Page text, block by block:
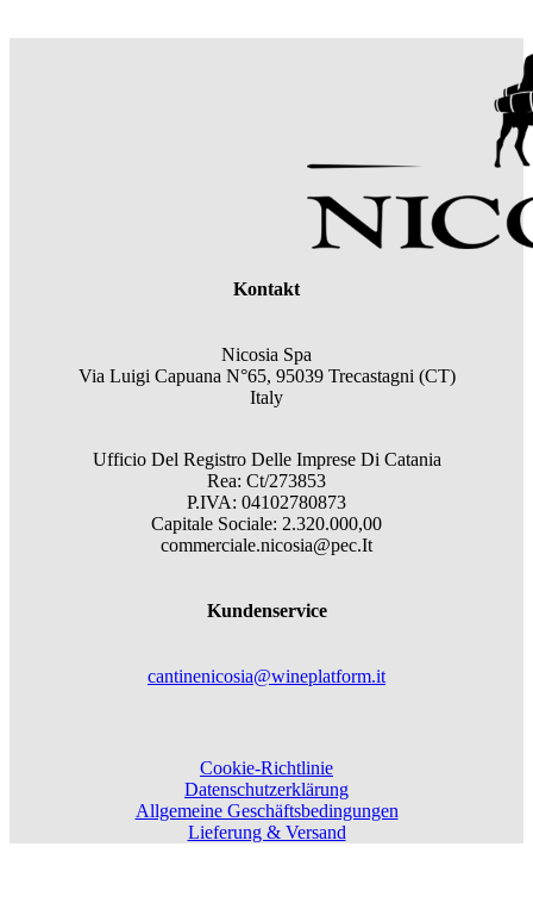
Kontakt
Nicosia Spa
Via Luigi Capuana N°65, 95039 Trecastagni (CT)
Italy
Ufficio Del Registro Delle Imprese Di Catania
Rea: Ct/273853
P.IVA: 04102780873
Capitale Sociale: 2.320.000,00
commerciale.nicosia@pec.It
Kundenservice
cantinenicosia@wineplatform.it
Cookie-Richtlinie
Datenschutzerklärung
Allgemeine Geschäftsbedingungen
Lieferung & Versand